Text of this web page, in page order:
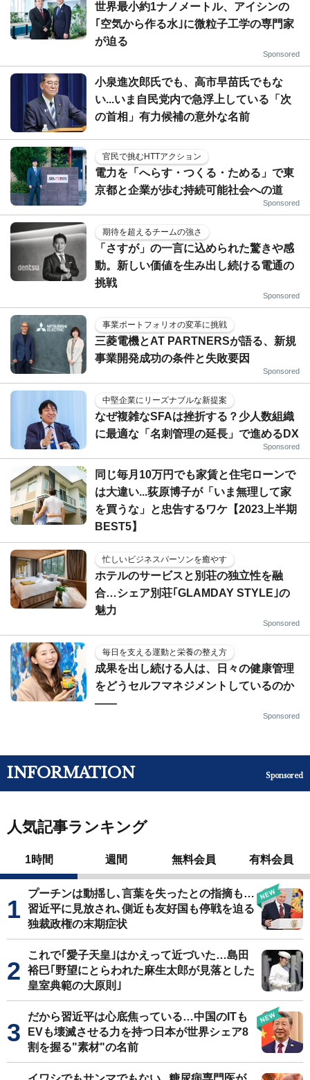
世界最小約1ナノメートル、アイシンの
｢空気から作る水｣に微粒子工学の専門家
が迫る
Sponsored
小泉進次郎氏でも、高市早苗氏でもな
い...いま自民党内で急浮上している「次
の首相」有力候補の意外な名前
官民で挑むHTTアクション
電力を「へらす・つくる・ためる」で東
京都と企業が歩む持続可能社会への道
Sponsored
期待を超えるチームの強さ
「さすが」の一言に込められた驚きや感
動。新しい価値を生み出し続ける電通の
挑戦
Sponsored
事業ポートフォリオの変革に挑戦
三菱電機とAT PARTNERSが語る、新規
事業開発成功の条件と失敗要因
Sponsored
中堅企業にリーズナブルな新提案
なぜ複雑なSFAは挫折する？少人数組織
に最適な「名刺管理の延長」で進めるDX
Sponsored
同じ毎月10万円でも家賃と住宅ローンで
は大違い...荻原博子が「いま無理して家
を買うな」と忠告するワケ【2023上半期
BEST5】
忙しいビジネスパーソンを癒やす
ホテルのサービスと別荘の独立性を融
合…シェア別荘｢GLAMDAY STYLE｣の
魅力
Sponsored
毎日を支える運動と栄養の整え方
成果を出し続ける人は、日々の健康管理
をどうセルフマネジメントしているのか
——
Sponsored
INFORMATION Sponsored
人気記事ランキング
1時間 週間 無料会員 有料会員
プーチンは動揺し､言葉を失ったとの指摘も…
習近平に見放され､側近も友好国も停戦を迫る
独裁政権の末期症状
これで｢愛子天皇｣はかえって近づいた…島田
裕巳｢野望にとらわれた麻生太郎が見落とした
皇室典範の大原則｣
だから習近平は心底焦っている…中国のITも
EVも壊滅させる力を持つ日本が世界シェア8
割を握る"素材"の名前